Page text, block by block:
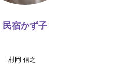
民宿かず子
村岡 信之